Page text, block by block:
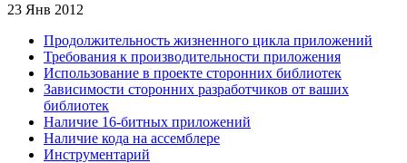
23 Янв 2012
Продолжительность жизненного цикла приложений
Требования к производительности приложения
Использование в проекте сторонних библиотек
Зависимости сторонних разработчиков от ваших
библиотек
Наличие 16-битных приложений
Наличие кода на ассемблере
Инструментарий